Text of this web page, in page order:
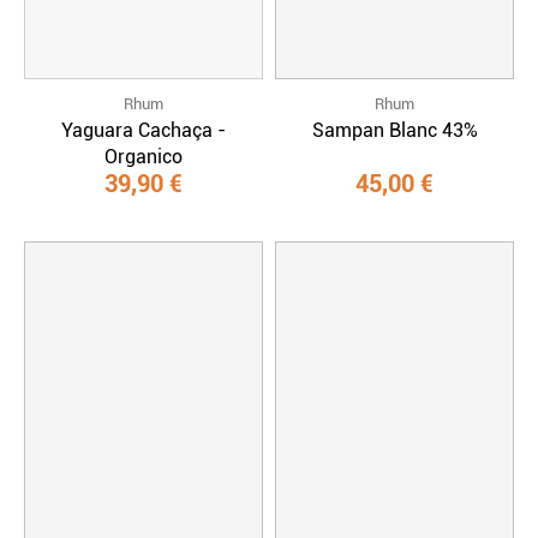
Rhum
Yaguara Cachaça -
Organico
39,90 €
Rhum
Sampan Blanc 43%
45,00 €